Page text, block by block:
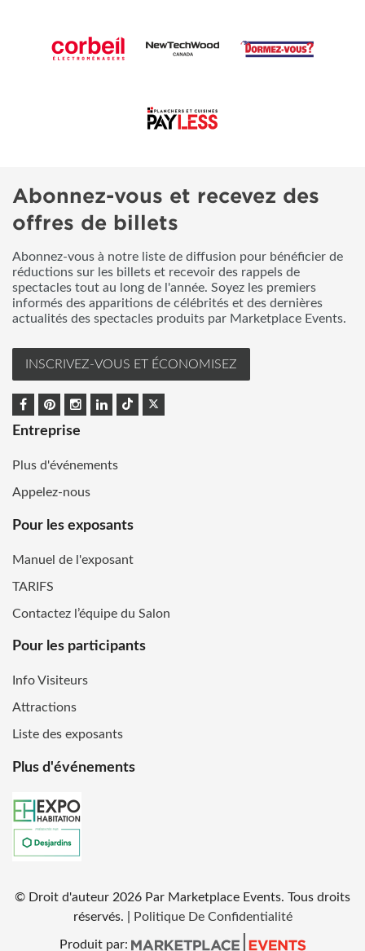
Abonnez-vous et recevez des
offres de billets
Abonnez-vous à notre liste de diffusion pour bénéficier de
réductions sur les billets et recevoir des rappels de
spectacles tout au long de l'année. Soyez les premiers
informés des apparitions de célébrités et des dernières
actualités des spectacles produits par Marketplace Events.
INSCRIVEZ-VOUS ET ÉCONOMISEZ
Entreprise
Plus d'événements
Appelez-nous
Pour les exposants
Manuel de l'exposant
TARIFS
Contactez l’équipe du Salon
Pour les participants
Info Visiteurs
Attractions
Liste des exposants
Plus d'événements
© Droit d'auteur 2026 Par Marketplace Events. Tous droits
réservés.
Politique De Confidentialité
Produit par: